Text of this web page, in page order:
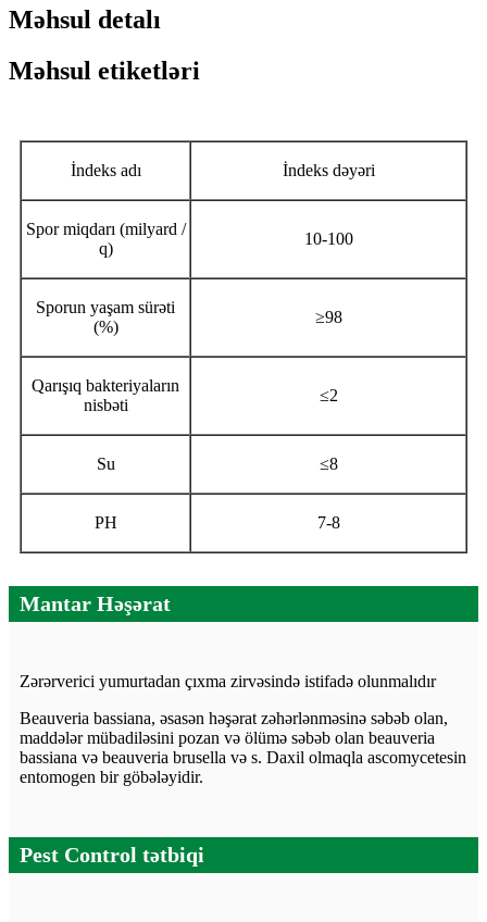
Məhsul detalı
Məhsul etiketləri
İndeks adı İndeks dəyəri
Spor miqdarı (milyard /
q)
10-100
Sporun yaşam sürəti
(%)
≥98
Qarışıq bakteriyaların
nisbəti
≤2
Su ≤8
PH 7-8
Mantar Həşərat
Zərərverici yumurtadan çıxma zirvəsində istifadə olunmalıdır
Beauveria bassiana, əsasən həşərat zəhərlənməsinə səbəb olan,
maddələr mübadiləsini pozan və ölümə səbəb olan beauveria
bassiana və beauveria brusella və s. Daxil olmaqla ascomycetesin
entomogen bir göbələyidir.
Pest Control tətbiqi